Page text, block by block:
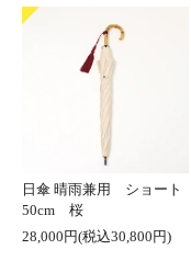
日傘 晴雨兼用 ショート
50cm 桜
28,000円(税込30,800円)